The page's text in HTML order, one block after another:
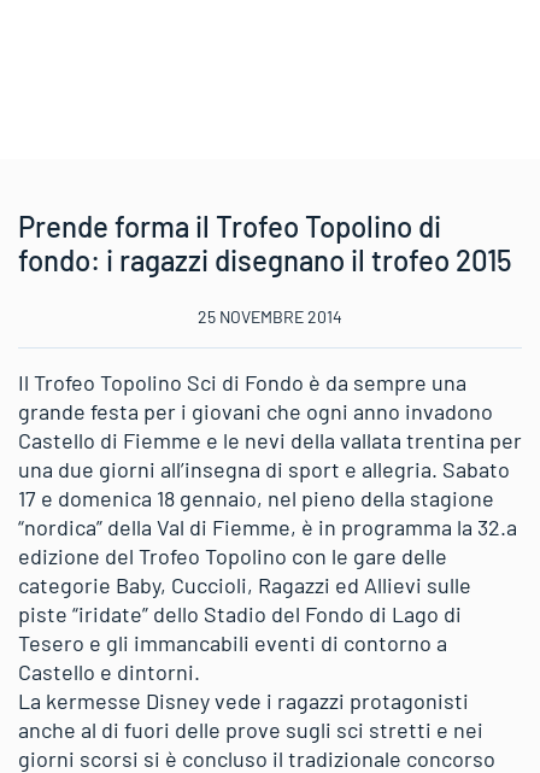
Prende forma il Trofeo Topolino di
fondo: i ragazzi disegnano il trofeo 2015
25 NOVEMBRE 2014
Il Trofeo Topolino Sci di Fondo è da sempre una
grande festa per i giovani che ogni anno invadono
Castello di Fiemme e le nevi della vallata trentina per
una due giorni all’insegna di sport e allegria. Sabato
17 e domenica 18 gennaio, nel pieno della stagione
“nordica” della Val di Fiemme, è in programma la 32.a
edizione del Trofeo Topolino con le gare delle
categorie Baby, Cuccioli, Ragazzi ed Allievi sulle
piste “iridate” dello Stadio del Fondo di Lago di
Tesero e gli immancabili eventi di contorno a
Castello e dintorni.
La kermesse Disney vede i ragazzi protagonisti
anche al di fuori delle prove sugli sci stretti e nei
giorni scorsi si è concluso il tradizionale concorso